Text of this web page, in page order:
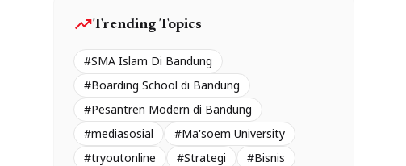
trending_upTrending Topics
#SMA Islam Di Bandung
#Boarding School di Bandung
#Pesantren Modern di Bandung
#mediasosial
#Ma'soem University
#tryoutonline
#Strategi
#Bisnis